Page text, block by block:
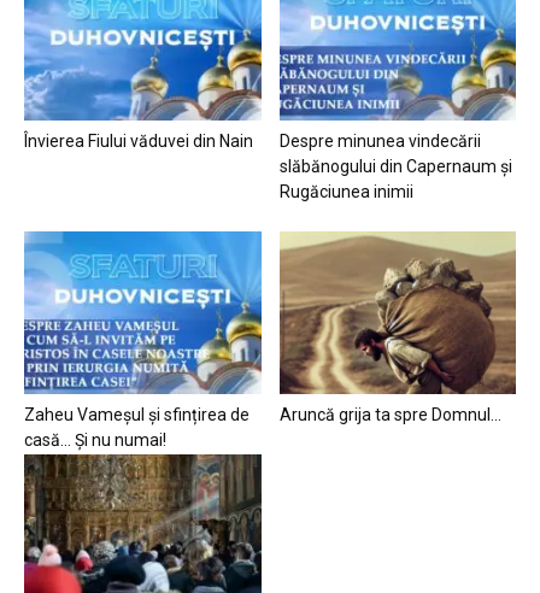
Învierea Fiului văduvei din Nain
Despre minunea vindecării
slăbănogului din Capernaum și
Rugăciunea inimii
Zaheu Vameșul și sfințirea de
casă… Și nu numai!
Aruncă grija ta spre Domnul…